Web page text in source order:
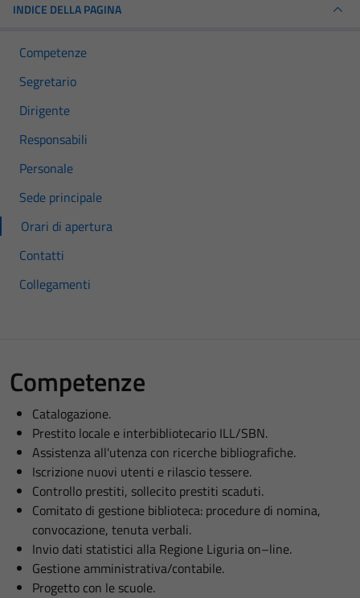
INDICE DELLA PAGINA
Competenze
Segretario
Dirigente
Responsabili
Personale
Sede principale
Orari di apertura
Contatti
Collegamenti
Competenze
Catalogazione.
Prestito locale e interbibliotecario ILL/SBN.
Assistenza all'utenza con ricerche bibliografiche.
Iscrizione nuovi utenti e rilascio tessere.
Controllo prestiti, sollecito prestiti scaduti.
Comitato di gestione biblioteca: procedure di nomina,
convocazione, tenuta verbali.
Invio dati statistici alla Regione Liguria on–line.
Gestione amministrativa/contabile.
Progetto con le scuole.